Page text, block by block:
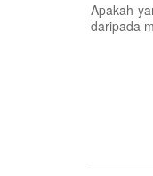
Apakah
daripada